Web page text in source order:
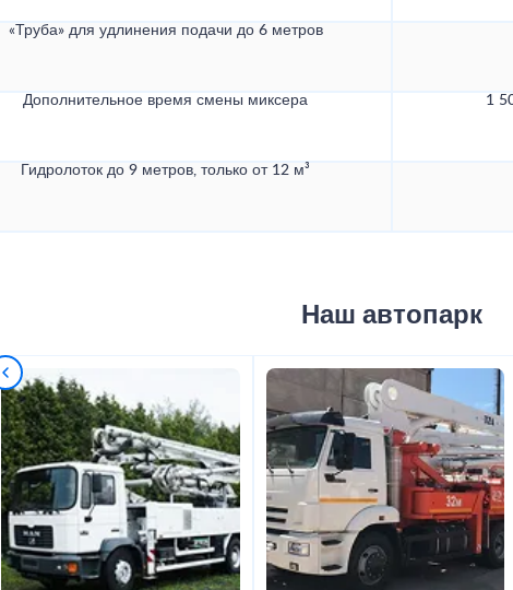
«Труба» для удлинения подачи до 6 метров
Дополнительное время смены миксера 1
Гидролоток до 9 метров, только от 12 м³
Наш автопарк